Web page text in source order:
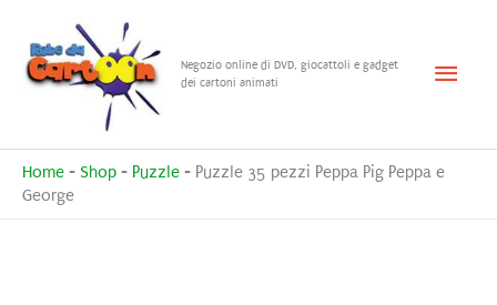
contenuto
Negozio online di DVD, giocattoli e gadget
dei cartoni animati
Menu
Home - Shop - Puzzle - Puzzle 35 pezzi Peppa Pig Peppa e
George